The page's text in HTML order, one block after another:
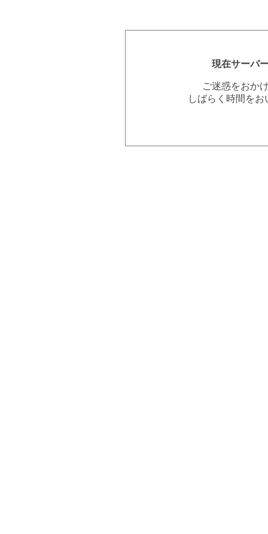
現在サーバ
ご迷惑をおか
しばらく時間を